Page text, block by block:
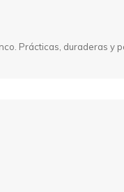
Prácticas, duraderas y